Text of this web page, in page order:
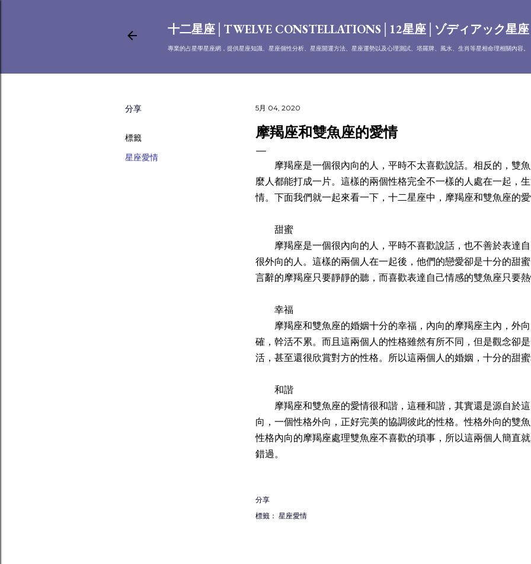
十二星座│TWELVE CONSTELLATIONS│12星座│ゾディアック星
專業的占星學星座網，提供星座知識、星座個性分析、星座開運方法、星座運勢以及心理測試、塔羅牌、風水、生肖等星相命理相關內容。
分享
標籤
星座愛情
5月 04, 2020
摩羯座和雙魚座的愛情
摩羯座是一個很內向的人，平時不太喜歡說話。相反的，雙
麼人都能打成一片。這樣的兩個性格完全不一樣的人處在一起，
情。下面我們就一起來看一下，十二星座中，摩羯座和雙魚座的
甜蜜
摩羯座是一個很內向的人，平時不喜歡說話，也不善於表達
很外向的人。這樣的兩個人在一起後，他們的戀愛卻是十分的甜
言辭的摩羯座只要靜靜的聽，而喜歡表達自己情感的雙魚座只要
幸福
摩羯座和雙魚座的婚姻十分的幸福，內向的摩羯座主內，外
確，幹活不累。而且這兩個人的性格雖然有所不同，但是觀念卻
活，甚至還很欣賞對方的性格。所以這兩個人的婚姻，十分的甜
和諧
摩羯座和雙魚座的愛情很和諧，這種和諧，其實還是源自於
向，一個性格外向，正好完美的協調彼此的性格。性格外向的雙
性格內向的摩羯座處理雙魚座不喜歡的瑣事，所以這兩個人簡直
錯過。
分享
標籤： 星座愛情